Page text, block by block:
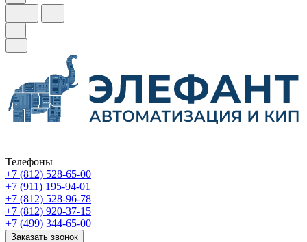
Телефоны
+7 (812) 528-65-00
+7 (911) 195-94-01
+7 (812) 528-96-78
+7 (812) 920-37-15
+7 (499) 344-65-00
Заказать звонок